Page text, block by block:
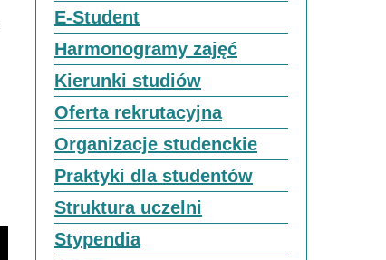
E-Student
Harmonogramy zajęć
Kierunki studiów
Oferta rekrutacyjna
Organizacje studenckie
Praktyki dla studentów
Struktura uczelni
Stypendia